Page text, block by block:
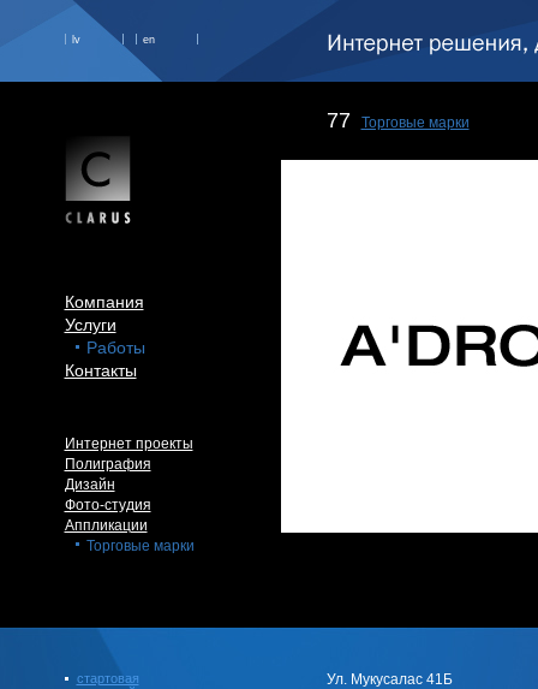
lv en
Компания
Услуги
Работы
Контакты
Интернет проекты
Полиграфия
Дизайн
Фото-студия
Аппликации
Торговые марки
77 Торговые марки
стартовая
Ул. Мукусалас 41Б